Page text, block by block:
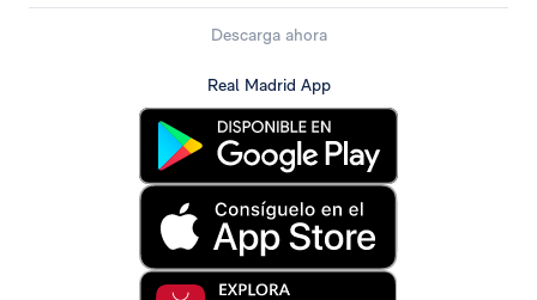
Descarga ahora
Real Madrid App